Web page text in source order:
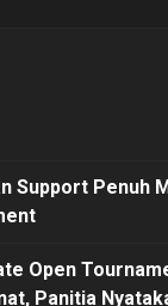
Support Penuh
Open
Panitia